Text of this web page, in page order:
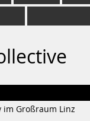
Großraum Linz